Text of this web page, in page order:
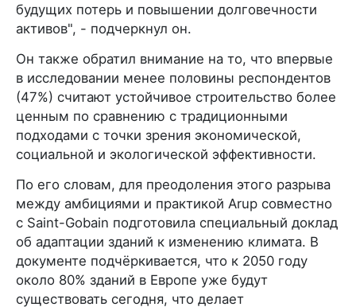
будущих потерь и повышении долговечности
активов", - подчеркнул он.
Он также обратил внимание на то, что впервые
в исследовании менее половины респондентов
(47%) считают устойчивое строительство более
ценным по сравнению с традиционными
подходами с точки зрения экономической,
социальной и экологической эффективности.
По его словам, для преодоления этого разрыва
между амбициями и практикой Arup совместно
с Saint-Gobain подготовила специальный доклад
об адаптации зданий к изменению климата. В
документе подчёркивается, что к 2050 году
около 80% зданий в Европе уже будут
существовать сегодня, что делает